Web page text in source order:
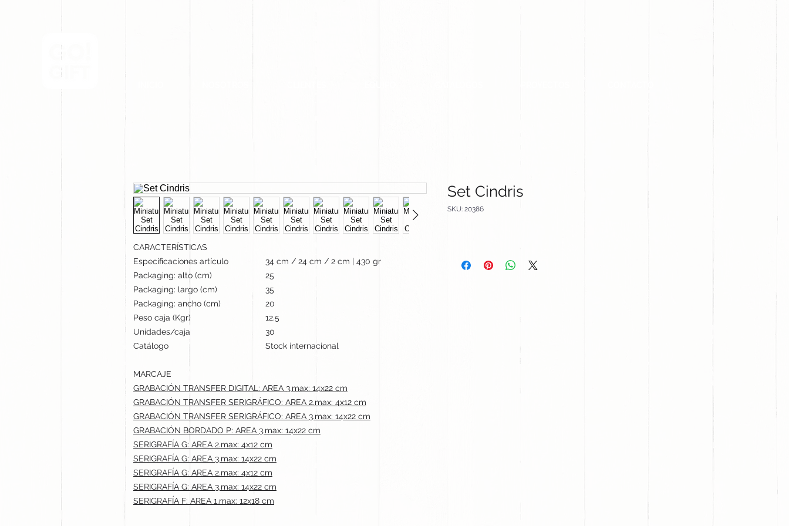
CARACTERÍSTICAS
Especificaciones artículo
34 cm / 24 cm / 2 cm | 430 gr
Packaging: alto (cm)
25
Packaging: largo (cm)
35
Packaging: ancho (cm)
20
Peso caja (Kgr)
12.5
Unidades/caja
30
Catálogo
Stock internacional
MARCAJE
GRABACIÓN TRANSFER DIGITAL: AREA 3.max: 14x22 cm
GRABACIÓN TRANSFER SERIGRÁFICO: AREA 2.max: 4x12 cm
GRABACIÓN TRANSFER SERIGRÁFICO: AREA 3.max: 14x22 cm
GRABACIÓN BORDADO P: AREA 3.max: 14x22 cm
SERIGRAFÍA G: AREA 2.max: 4x12 cm
SERIGRAFÍA G: AREA 3.max: 14x22 cm
SERIGRAFÍA G: AREA 2.max: 4x12 cm
SERIGRAFÍA G: AREA 3.max: 14x22 cm
SERIGRAFÍA F: AREA 1.max: 12x18 cm
Set Cindris
SKU: 20386